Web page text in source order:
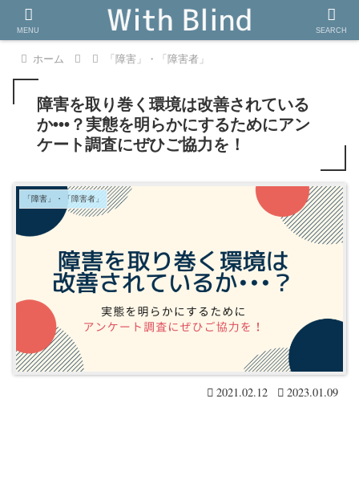
ホーム 「障害」・「障害者」
障害を取り巻く環境は改善されている
か•••？実態を明らかにするためにアン
ケート調査にぜひご協力を！
「障害」・「障害者」
2021.02.12 2023.01.09
MENU SEARCH